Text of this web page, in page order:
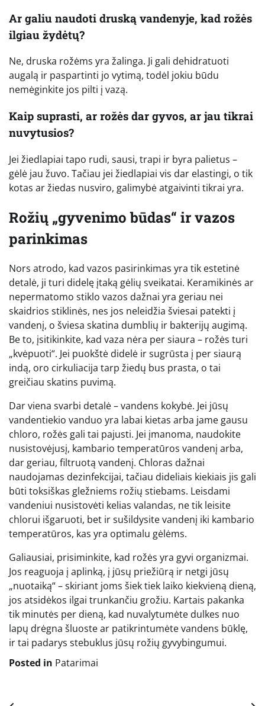
Ar galiu naudoti druską vandenyje, kad rožės
ilgiau žydėtų?
Ne, druska rožėms yra žalinga. Ji gali dehidratuoti
augalą ir paspartinti jo vytimą, todėl jokiu būdu
nemėginkite jos pilti į vazą.
Kaip suprasti, ar rožės dar gyvos, ar jau tikrai
nuvytusios?
Jei žiedlapiai tapo rudi, sausi, trapi ir byra palietus –
gėlė jau žuvo. Tačiau jei žiedlapiai vis dar elastingi, o tik
kotas ar žiedas nusviro, galimybė atgaivinti tikrai yra.
Rožių „gyvenimo būdas“ ir vazos
parinkimas
Nors atrodo, kad vazos pasirinkimas yra tik estetinė
detalė, ji turi didelę įtaką gėlių sveikatai. Keramikinės ar
nepermatomo stiklo vazos dažnai yra geriau nei
skaidrios stiklinės, nes jos neleidžia šviesai patekti į
vandenį, o šviesa skatina dumblių ir bakterijų augimą.
Be to, įsitikinkite, kad vaza nėra per siaura – rožės turi
„kvėpuoti“. Jei puokštė didelė ir sugrūsta į per siaurą
indą, oro cirkuliacija tarp žiedų bus prasta, o tai
greičiau skatins puvimą.
Dar viena svarbi detalė – vandens kokybė. Jei jūsų
vandentiekio vanduo yra labai kietas arba jame gausu
chloro, rožės gali tai pajusti. Jei įmanoma, naudokite
nusistovėjusį, kambario temperatūros vandenį arba,
dar geriau, filtruotą vandenį. Chloras dažnai
naudojamas dezinfekcijai, tačiau dideliais kiekiais jis gali
būti toksiškas gležniems rožių stiebams. Leisdami
vandeniui nusistovėti kelias valandas, ne tik leisite
chlorui išgaruoti, bet ir sušildysite vandenį iki kambario
temperatūros, kas yra optimalu gėlėms.
Galiausiai, prisiminkite, kad rožės yra gyvi organizmai.
Jos reaguoja į aplinką, į jūsų priežiūrą ir netgi jūsų
„nuotaiką“ – skiriant joms šiek tiek laiko kiekvieną dieną,
jos atsidėkos ilgai trunkančiu grožiu. Kartais pakanka
tik minutės per dieną, kad nuvalytumėte dulkes nuo
lapų drėgna šluoste ar patikrintumėte vandens būklę,
ir tai padarys stebuklus jūsų rožių gyvybingumui.
Posted in Patarimai